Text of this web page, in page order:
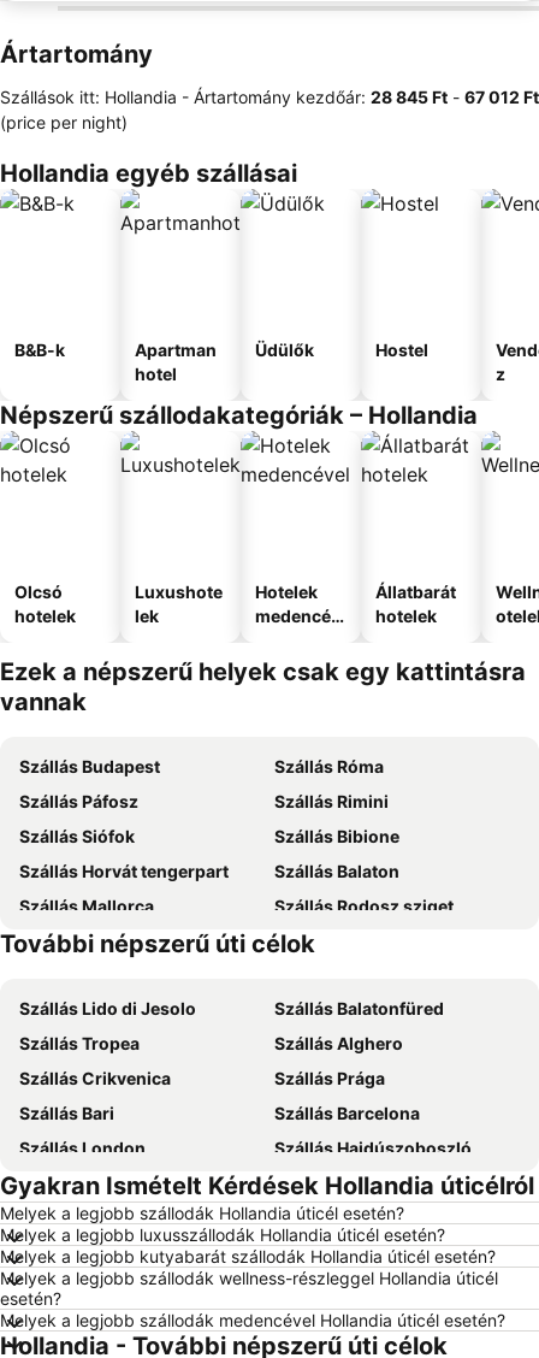
Ártartomány
Szállások itt: Hollandia - Ártartomány kezdőár: ‎28 845 Ft - ‎67 012 Ft
(price per night)
Hollandia egyéb szállásai
B&B-k
Apartman
hotel
Üdülők Hostel
z
Népszerű szállodakategóriák – Hollandia
Olcsó
hotelek
Luxushote
lek
Hotelek
medencév
Állatbarát
hotelek
Ezek a népszerű helyek csak egy kattintásra
vannak
Szállás Budapest
Szállás Róma
Szállás Páfosz
Szállás Rimini
Szállás Siófok
Szállás Bibione
Szállás Horvát tengerpart
Szállás Balaton
Szállás Mallorca
Szállás Rodosz sziget
Szállás Krk-sziget
Szállás Olaszország
További népszerű úti célok
Szállás Lido di Jesolo
Szállás Balatonfüred
Szállás Tropea
Szállás Alghero
Szállás Crikvenica
Szállás Prága
Szállás Bari
Szállás Barcelona
Szállás London
Szállás Hajdúszoboszló
Szállás Debrecen
Szállás Abbázia
Szállás Bécs
Szállás Alicante
Szállás Antalya
Szállás Sharm el-Sheikh
Szállás Dubrovnik
Szállás Nizza
Szállás Trieszt
Szállás Horvátország
Gyakran Ismételt Kérdések Hollandia úticélról
Melyek a legjobb szállodák Hollandia úticél esetén?
Melyek a legjobb luxusszállodák Hollandia úticél esetén?
Melyek a legjobb kutyabarát szállodák Hollandia úticél esetén?
Melyek a legjobb szállodák wellness-részleggel Hollandia úticél
esetén?
Melyek a legjobb szállodák medencével Hollandia úticél esetén?
Hollandia - További népszerű úti célok